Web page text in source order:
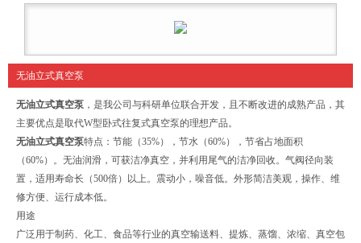
无油立式真空泵
无油立式真空泵 ，是我公司与科研单位联合开发，且不断改进的成熟产品，其
主要优点是取代W型卧式往复式真空泵的理想产品。
无油立式真空泵特点：节能（35%），节水（60%），节省占地面积
（60%）。无油润滑，可获洁净真空，并利用尾气的洁净回收。气阀径向装
置，适用寿命长（500倍）以上。震动小，噪音低。外形简洁美观，操作、维
修方便、运行成本低。
用途
广泛用于制药、化工、食品等行业的真空输送料、提炼、蒸馏、浓缩、真空包